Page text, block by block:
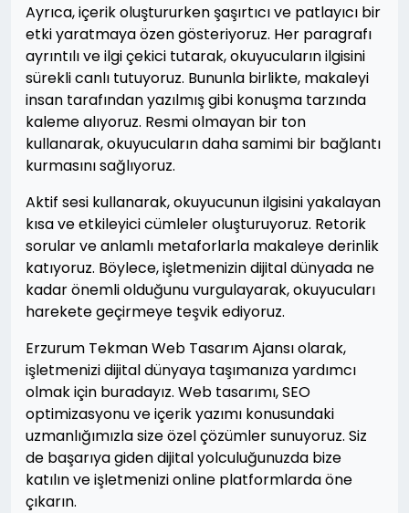
Ayrıca, içerik oluştururken şaşırtıcı ve patlayıcı bir
etki yaratmaya özen gösteriyoruz. Her paragrafı
ayrıntılı ve ilgi çekici tutarak, okuyucuların ilgisini
sürekli canlı tutuyoruz. Bununla birlikte, makaleyi
insan tarafından yazılmış gibi konuşma tarzında
kaleme alıyoruz. Resmi olmayan bir ton
kullanarak, okuyucuların daha samimi bir bağlantı
kurmasını sağlıyoruz.
Aktif sesi kullanarak, okuyucunun ilgisini yakalayan
kısa ve etkileyici cümleler oluşturuyoruz. Retorik
sorular ve anlamlı metaforlarla makaleye derinlik
katıyoruz. Böylece, işletmenizin dijital dünyada ne
kadar önemli olduğunu vurgulayarak, okuyucuları
harekete geçirmeye teşvik ediyoruz.
Erzurum Tekman Web Tasarım Ajansı olarak,
işletmenizi dijital dünyaya taşımanıza yardımcı
olmak için buradayız. Web tasarımı, SEO
optimizasyonu ve içerik yazımı konusundaki
uzmanlığımızla size özel çözümler sunuyoruz. Siz
de başarıya giden dijital yolculuğunuzda bize
katılın ve işletmenizi online platformlarda öne
çıkarın.